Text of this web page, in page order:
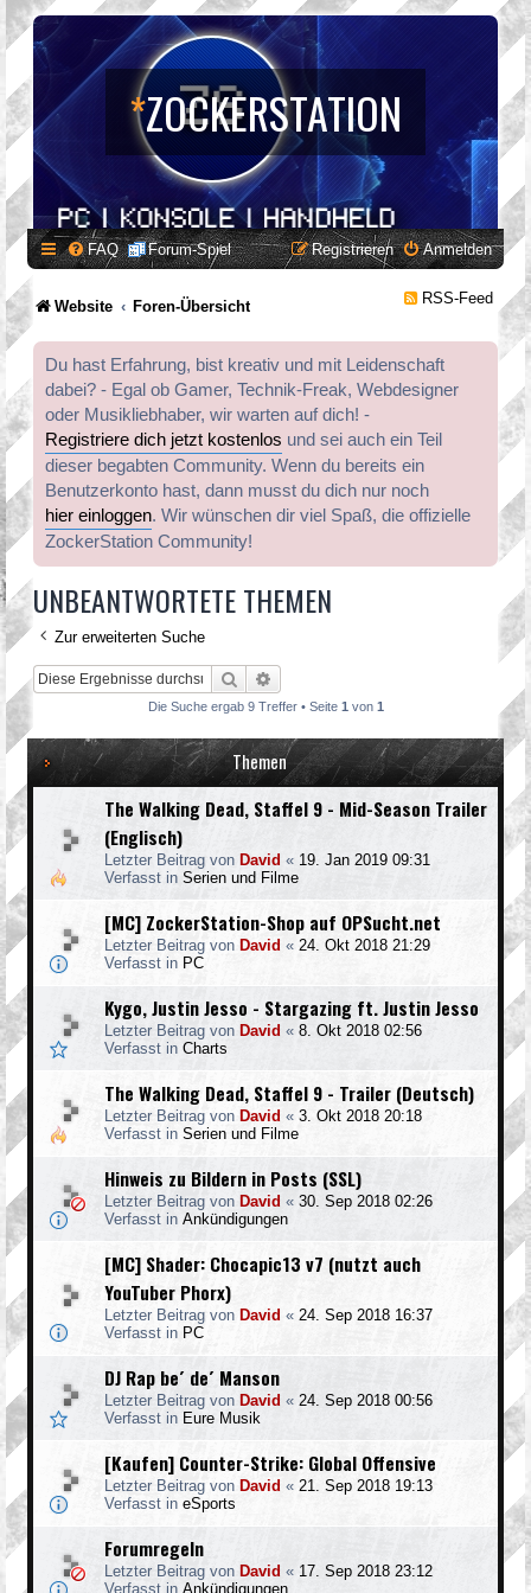
*ZOCKERSTATION
FAQ Forum-Spiel Anmelden
Registrieren
Website Foren-Übersicht RSS-Feed
Du hast Erfahrung, bist kreativ und mit Leidenschaft
dabei? - Egal ob Gamer, Technik-Freak, Webdesigner
oder Musikliebhaber, wir warten auf dich! -
Registriere dich jetzt kostenlos und sei auch ein Teil
dieser begabten Community. Wenn du bereits ein
Benutzerkonto hast, dann musst du dich nur noch
hier einloggen. Wir wünschen dir viel Spaß, die offizielle
ZockerStation Community!
UNBEANTWORTETE THEMEN
Zur erweiterten Suche
Suche
Die Suche ergab 9 Treffer • Seite 1 von 1
Themen
The Walking Dead, Staffel 9 - Mid-Season Trailer
(Englisch)
Letzter Beitrag von David « 19. Jan 2019 09:31
Verfasst in Serien und Filme
[MC] ZockerStation-Shop auf OPSucht.net
Letzter Beitrag von David « 24. Okt 2018 21:29
Verfasst in PC
Kygo, Justin Jesso - Stargazing ft. Justin Jesso
Letzter Beitrag von David « 8. Okt 2018 02:56
Verfasst in Charts
The Walking Dead, Staffel 9 - Trailer (Deutsch)
Letzter Beitrag von David « 3. Okt 2018 20:18
Verfasst in Serien und Filme
Hinweis zu Bildern in Posts (SSL)
Letzter Beitrag von David « 30. Sep 2018 02:26
Verfasst in Ankündigungen
[MC] Shader: Chocapic13 v7 (nutzt auch
YouTuber Phorx)
Letzter Beitrag von David « 24. Sep 2018 16:37
Verfasst in PC
DJ Rap be´ de´ Manson
Letzter Beitrag von David « 24. Sep 2018 00:56
Verfasst in Eure Musik
[Kaufen] Counter-Strike: Global Offensive
Letzter Beitrag von David « 21. Sep 2018 19:13
Verfasst in eSports
Forumregeln
Letzter Beitrag von David « 17. Sep 2018 23:12
Verfasst in Ankündigungen